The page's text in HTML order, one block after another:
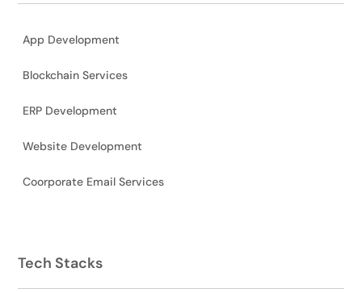
App Development
Blockchain Services
ERP Development
Website Development
Coorporate Email Services
Tech Stacks